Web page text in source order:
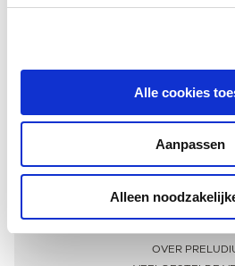
Alle cookies
Aanpassen
Alleen
Meer
OVER